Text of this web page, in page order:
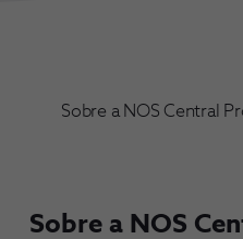
Sobre a NOS Central
Sobre a NOS